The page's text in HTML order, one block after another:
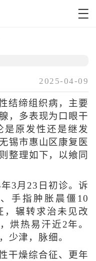
2025-04-09
结缔组织病，主要
，多表现为口眼干
是原发性还是继发
锡市惠山区康复医
整理如下，以飨同
3月23日初诊。诉
手指肿胀晨僵10
，辗转求治未见改
烘热易汗近2年。
少津，脉细。
干燥综合征、更年